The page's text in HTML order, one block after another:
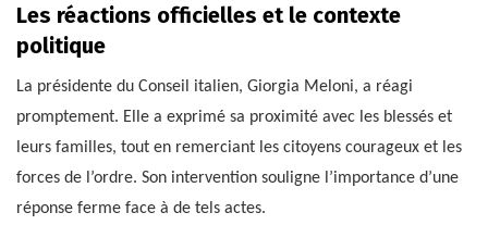
Les réactions officielles et le contexte
politique
La présidente du Conseil italien, Giorgia Meloni, a réagi
promptement. Elle a exprimé sa proximité avec les blessés et
leurs familles, tout en remerciant les citoyens courageux et les
forces de l’ordre. Son intervention souligne l’importance d’une
réponse ferme face à de tels actes.